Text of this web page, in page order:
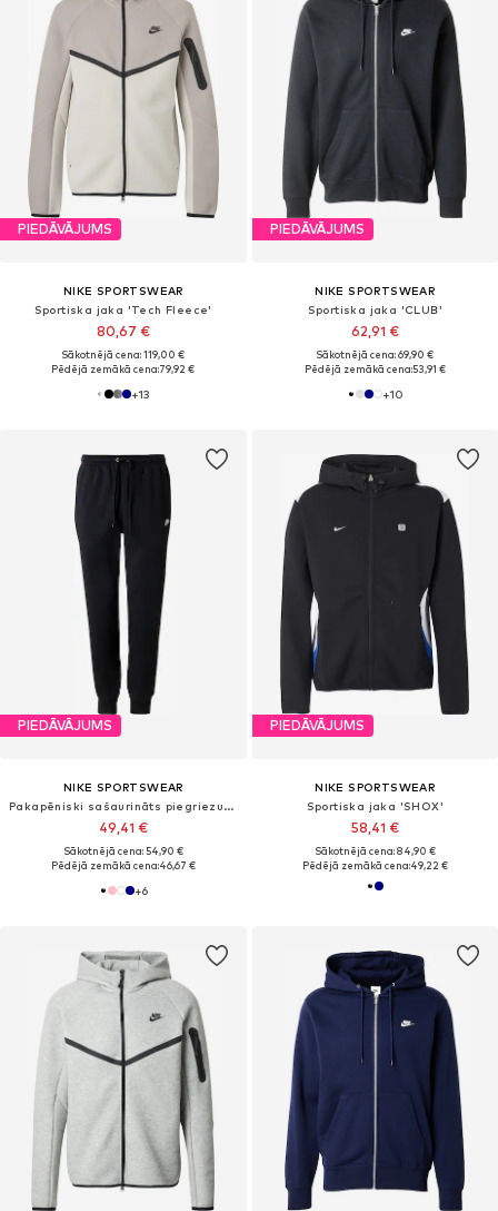
PIEDĀVĀJUMS
NIKE SPORTSWEAR
Sportiska jaka 'Tech Fleece'
80,67 €
Sākotnējā cena: 119,00 €
Pēdējā zemākā cena:79,92 €
+13
PIEDĀVĀJUMS
NIKE SPORTSWEAR
Sportiska jaka 'CLUB'
62,91 €
Sākotnējā cena: 69,90 €
Pēdējā zemākā cena:53,91 €
+10
PIEDĀVĀJUMS
NIKE SPORTSWEAR
Pakapēniski sašaurināts piegriezums Bikses 'Club'
49,41 €
Sākotnējā cena: 54,90 €
Pēdējā zemākā cena:46,67 €
+6
PIEDĀVĀJUMS
NIKE SPORTSWEAR
Sportiska jaka 'SHOX'
58,41 €
Sākotnējā cena: 84,90 €
Pēdējā zemākā cena:49,22 €